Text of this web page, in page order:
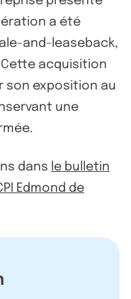
a été
and-leaseback,
Cette acquisition
son exposition au
une
dans le bulletin
Edmond de